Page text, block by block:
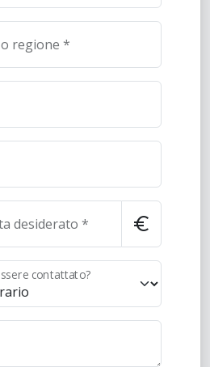
regione *
desiderato * euro
contattato?